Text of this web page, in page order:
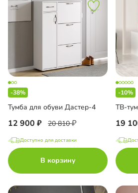
-38%
Тумба для обуви Дастер-4
12 900 20 810
Доступно для доставки
В корзину
-10%
ТВ-
19